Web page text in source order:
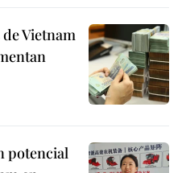
Vietnam
potencial